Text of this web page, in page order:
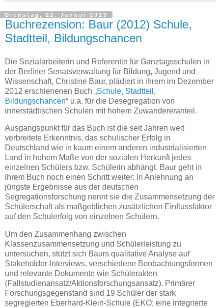
Dienstag, 22. Januar 2013
Buchrezension: Baur (2012) Schule,
Stadtteil, Bildungschancen
Die Sozialarbeiterin und Referentin für Ganztagsschulen in
der Berliner Senatsverwaltung für Bildung, Jugend und
Wissenschaft, Christine Baur, plädiert in ihrem im Dezember
2012 erschienenen Buch „Schule, Stadtteil,
Bildungschancen“ u.a. für die Desegregation von
innerstädtischen Schulen mit hohem Zuwandereranteil.
Ausgangspunkt für das Buch ist die seit Jahren weit
verbreitete Erkenntnis, das schulischer Erfolg in
Deutschland wie in kaum einem anderen industrialisierten
Land in hohem Maße von der sozialen Herkunft jedes
einzelnen Schülers bzw. Schülerin abhängt. Baur geht in
ihrem Buch noch einen Schritt weiter: In Anlehnung an
jüngste Ergebnisse aus der deutschen
Segregationsforschung nennt sie die Zusammensetzung der
Schülerschaft als maßgeblichen zusätzlichen Einflussfaktor
auf den Schulerfolg von einzelnen Schülern.
Um den Zusammenhang zwischen
Klassenzusammensetzung und Schülerleistung zu
untersuchen, stützt sich Baurs qualitative Analyse auf
Stakeholder-Interviews, verschiedene Beobachtungsformen
und relevante Dokumente wie Schülerakten
(Fallstudienansatz/Aktionsforschungsansatz). Primärer
Forschungsgegenstand sind 19 Schüler der stark
segregierten Eberhard-Klein-Schule (EKO; eine integrierte